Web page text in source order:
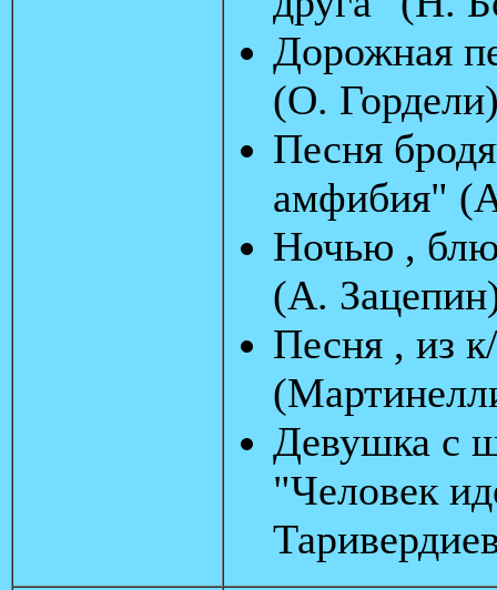
Дорожная
(О.
Песня
амфибия"
Ночью ,
(А.
Песня , из
Девушка с
"Человек